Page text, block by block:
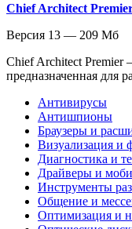
Chief Architect
Версия 13 — 209 Мб
Chief Architect Premier
предназначенная для
Антивирусы
Антишпионы
Браузеры и
Визуализация и
Диагностика и
Драйверы и
Инструменты
Общение и
Оптимизация и